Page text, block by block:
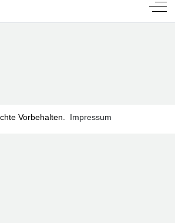
Off-
Vorbehalten. Impressum